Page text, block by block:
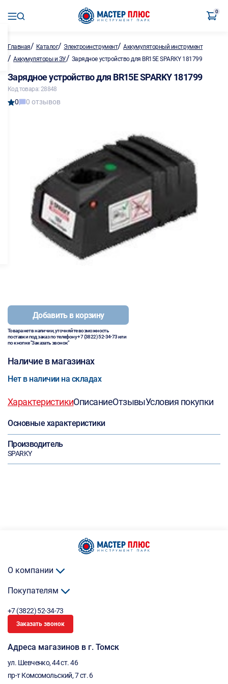
0
Главная/ Каталог/ Электроинструмент/Аккумуляторный инструмент
/ Аккумуляторы и ЗУ/ Зарядное устройство для BR15E SPARKY 181799
Зарядное устройство для BR15E SPARKY 181799
Код товара: 28848
0 0 отзывов
Добавить в корзину
Товара нет в наличии, уточняйте возможность
поставки под заказ по телефону+7 (3822) 52-34-73или
по кнопке "Заказать звонок"
Наличие в магазинах
Нет в наличии на складах
ХарактеристикиОписаниеОтзывыУсловия покупки
Основные характеристики
Производитель
SPARKY
О компании
Покупателям
+7 (3822) 52-34-73
Заказать звонок
Адреса магазинов в г. Томск
ул. Шевченко, 44 ст. 46
пр-т Комсомольский, 7 ст. 6